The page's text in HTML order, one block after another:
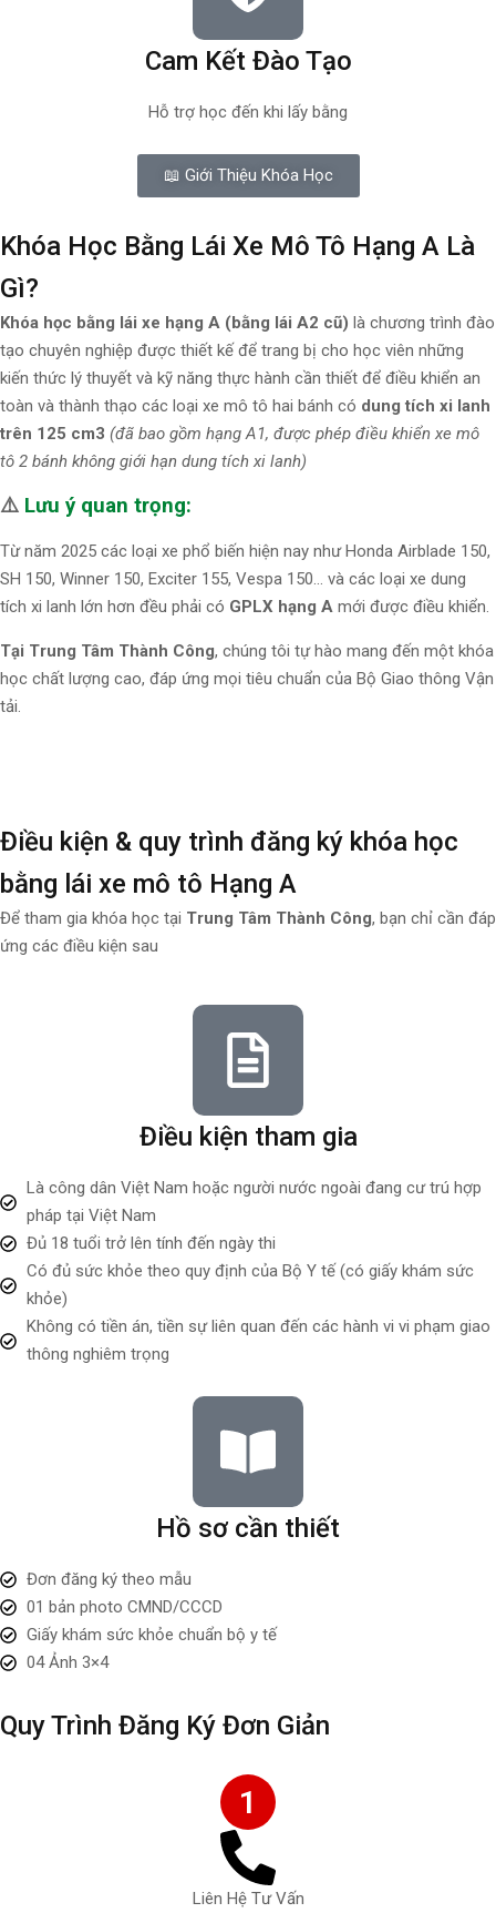
Cam Kết Đào Tạo
Hỗ trợ học đến khi lấy bằng
📖 Giới Thiệu Khóa Học
Khóa Học Bằng Lái Xe Mô Tô Hạng A Là
Gì?
Khóa học bằng lái xe hạng A (bằng lái A2 cũ) là chương trình đào
tạo chuyên nghiệp được thiết kế để trang bị cho học viên những
kiến thức lý thuyết và kỹ năng thực hành cần thiết để điều khiển an
toàn và thành thạo các loại xe mô tô hai bánh có dung tích xi lanh
trên 125 cm3 (đã bao gồm hạng A1, được phép điều khiển xe mô
tô 2 bánh không giới hạn dung tích xi lanh)
⚠️ Lưu ý quan trọng:
Từ năm 2025 các loại xe phổ biến hiện nay như Honda Airblade 150,
SH 150, Winner 150, Exciter 155, Vespa 150… và các loại xe dung
tích xi lanh lớn hơn đều phải có GPLX hạng A mới được điều khiển.
Tại Trung Tâm Thành Công, chúng tôi tự hào mang đến một khóa
học chất lượng cao, đáp ứng mọi tiêu chuẩn của Bộ Giao thông Vận
tải.
Điều kiện & quy trình đăng ký khóa học
bằng lái xe mô tô Hạng A
Để tham gia khóa học tại Trung Tâm Thành Công, bạn chỉ cần đáp
ứng các điều kiện sau
Điều kiện tham gia
Là công dân Việt Nam hoặc người nước ngoài đang cư trú hợp
pháp tại Việt Nam
Đủ 18 tuổi trở lên tính đến ngày thi
Có đủ sức khỏe theo quy định của Bộ Y tế (có giấy khám sức
khỏe)
Không có tiền án, tiền sự liên quan đến các hành vi vi phạm giao
thông nghiêm trọng
Hồ sơ cần thiết
Đơn đăng ký theo mẫu
01 bản photo CMND/CCCD
Giấy khám sức khỏe chuẩn bộ y tế
04 Ảnh 3×4
Quy Trình Đăng Ký Đơn Giản
1
Liên Hệ Tư Vấn